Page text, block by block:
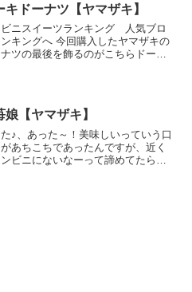
キドーナツ【ヤマザキ】
ビニスイーツランキング 人気ブロ
キングへ 今回購入したヤマザキの
ナツの最後を飾るのがこちらドーナ
見た感じはチョ...
娘【ヤマザキ】
♪、あった～！美味しいっていう口
あちこちであったんですが、近く
ビニにないなーって諦めてたら、